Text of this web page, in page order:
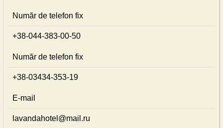
Număr de telefon fix
+38-044-383-00-50
Număr de telefon fix
+38-03434-353-19
E-mail
lavandahotel@mail.ru